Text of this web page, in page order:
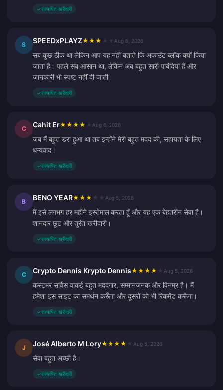
✓सत्यापित खरीदारी
S SPEEDxPLAYZ★ ★ ★ Aug 6, 2026
सब कुछ ठीक था लेकिन आप यह नहीं बताते कि अकाउंट ब्लॉक क्यों किया
जाता है। पहले सब आसान था, लेकिन अब बहुत सारी पाबंदियां हैं और
जानकारी भी स्पष्ट नहीं दी जाती।
✓सत्यापित खरीदारी
C Cahit Er★ ★ ★ ★ Aug 6, 2026
जब मैं बहुत डरा हुआ था तब इन्होंने मेरी बहुत मदद की, सहायता के लिए
धन्यवाद।
✓सत्यापित खरीदारी
B BENO YEAR★ ★ ★ Aug 5, 2026
मैं इसे लगभग हर महीने इस्तेमाल करता हूँ और यह एक बेहतरीन सेवा है।
शानदार छूट और तुरंत खरीदारी।
✓सत्यापित खरीदारी
C Crypto Dennis Krypto Dennis★ ★ ★ ★ Aug 5, 2026
कस्टमर सर्विस वाकई बहुत मददगार, सम्मानजनक और विनम्र है। मैं
हमेशा इस साइट का समर्थन करूँगा और दूसरों को भी रिकमेंड करूँगा।
✓सत्यापित खरीदारी
J José Alberto M Lory★ ★ ★ ★ Aug 5, 2026
सेवा बहुत अच्छी है।
✓सत्यापित खरीदारी